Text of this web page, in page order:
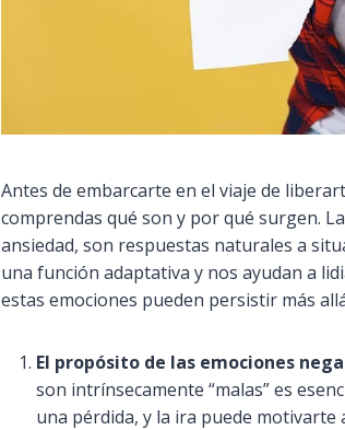
Antes de embarcarte en el viaje de
comprendas qué son y por qué surgen.
ansiedad, son respuestas naturales a
una función adaptativa y nos ayudan a
estas emociones pueden persistir más
El propósito de las emociones
son intrínsecamente “malas” es
una pérdida, y la ira puede